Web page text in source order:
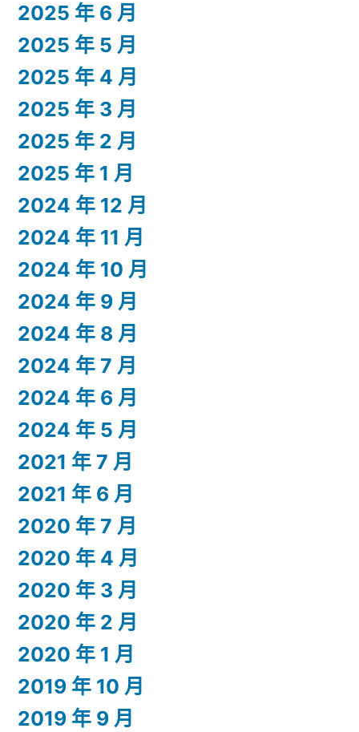
2025 年 6 月
2025 年 5 月
2025 年 4 月
2025 年 3 月
2025 年 2 月
2025 年 1 月
2024 年 12 月
2024 年 11 月
2024 年 10 月
2024 年 9 月
2024 年 8 月
2024 年 7 月
2024 年 6 月
2024 年 5 月
2021 年 7 月
2021 年 6 月
2020 年 7 月
2020 年 4 月
2020 年 3 月
2020 年 2 月
2020 年 1 月
2019 年 10 月
2019 年 9 月